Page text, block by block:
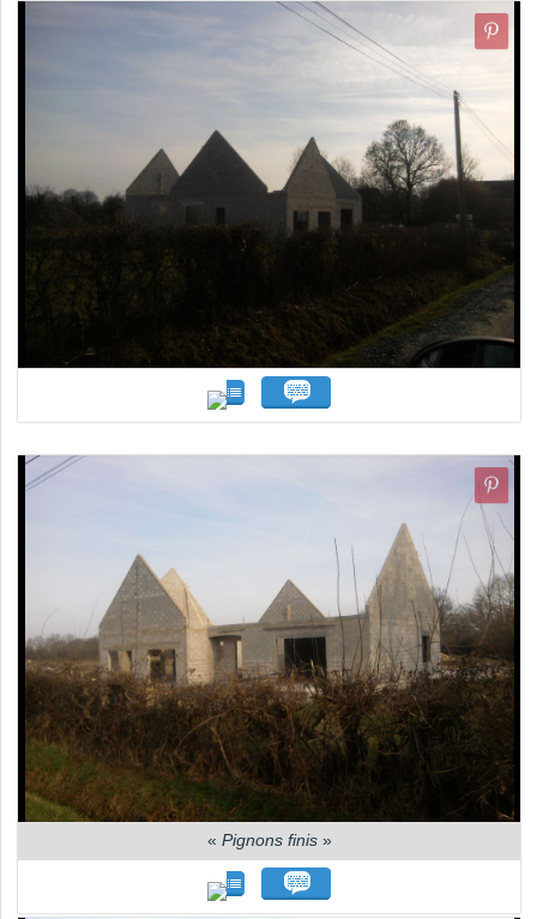
« Pignons finis»